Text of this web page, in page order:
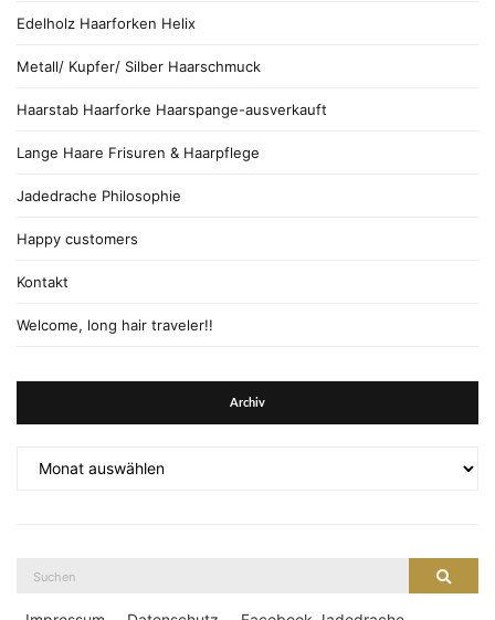
Edelholz Haarforken Helix
Metall/ Kupfer/ Silber Haarschmuck
Haarstab Haarforke Haarspange-ausverkauft
Lange Haare Frisuren & Haarpflege
Jadedrache Philosophie
Happy customers
Kontakt
Welcome, long hair traveler!!
Archiv